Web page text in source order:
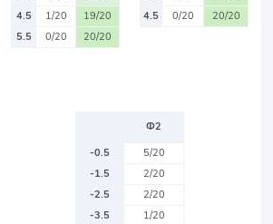
4.5
1/20
19/20
5.5
0/20 20/20
4.5
0/20 20/20
Ф2
-0.5
5/20
-1.5
2/20
-2.5
2/20
-3.5
1/20